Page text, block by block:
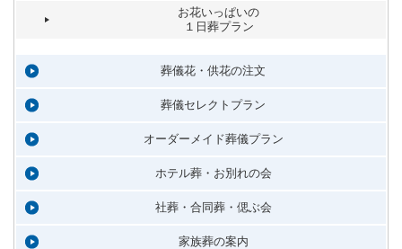
お花いっぱいの
１日葬プラン
葬儀花・供花の注文
葬儀セレクトプラン
オーダーメイド葬儀プラン
ホテル葬・お別れの会
社葬・合同葬・偲ぶ会
家族葬の案内